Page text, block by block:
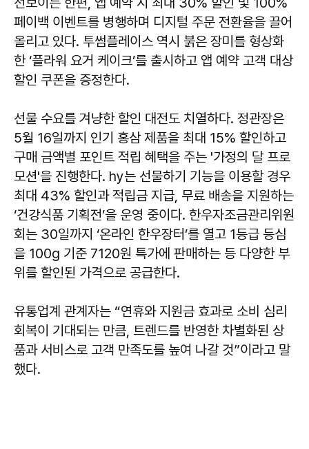
페이백 이벤트를 병행하며 디지털 주문 전환율을 끌어
올리고 있다. 투썸플레이스 역시 붉은 장미를 형상화
한 ‘플라워 요거 케이크’를 출시하고 앱 예약 고객 대상
할인 쿠폰을 증정한다.
선물 수요를 겨냥한 할인 대전도 치열하다. 정관장은
5월 16일까지 인기 홍삼 제품을 최대 15% 할인하고
구매 금액별 포인트 적립 혜택을 주는 '가정의 달 프로
모션'을 진행한다. hy는 선물하기 기능을 이용할 경우
최대 43% 할인과 적립금 지급, 무료 배송을 지원하는
‘건강식품 기획전’을 운영 중이다. 한우자조금관리위원
회는 30일까지 ‘온라인 한우장터’를 열고 1등급 등심
을 100g 기준 7120원 특가에 판매하는 등 다양한 부
위를 할인된 가격으로 공급한다.
유통업계 관계자는 “연휴와 지원금 효과로 소비 심리
회복이 기대되는 만큼, 트렌드를 반영한 차별화된 상
품과 서비스로 고객 만족도를 높여 나갈 것”이라고 말
했다.